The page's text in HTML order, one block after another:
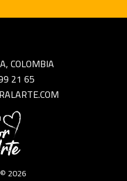
COLOMBIA
21 65
2026